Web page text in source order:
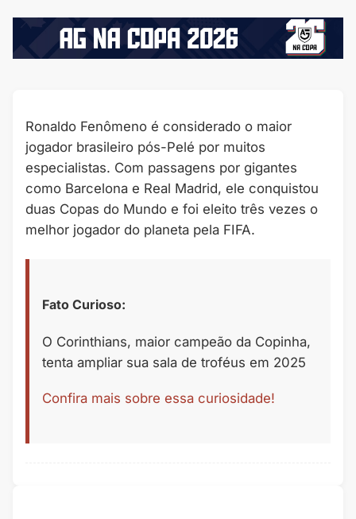
Ronaldo Fenômeno é considerado o maior
jogador brasileiro pós-Pelé por muitos
especialistas. Com passagens por gigantes
como Barcelona e Real Madrid, ele conquistou
duas Copas do Mundo e foi eleito três vezes o
melhor jogador do planeta pela FIFA.
Fato Curioso:
O Corinthians, maior campeão da Copinha,
tenta ampliar sua sala de troféus em 2025
Confira mais sobre essa curiosidade!